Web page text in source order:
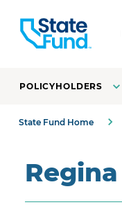
POLICYHOLDERS
State Fund Home